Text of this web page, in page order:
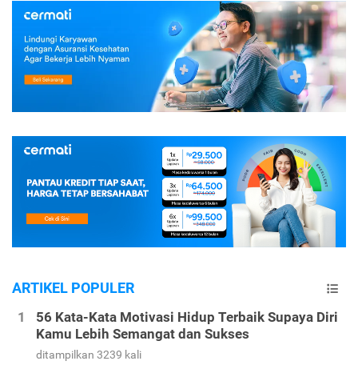
ARTIKEL POPULER
56 Kata-Kata Motivasi Hidup Terbaik Supaya Diri
Kamu Lebih Semangat dan Sukses
ditampilkan 3239 kali